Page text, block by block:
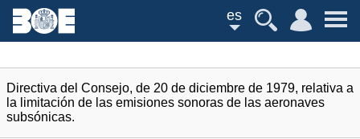
es
Directiva del Consejo, de 20 de diciembre de 1979, relativa a
la limitación de las emisiones sonoras de las aeronaves
subsónicas.